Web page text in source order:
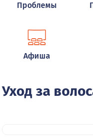
Проблемы
Афиша
Уход за